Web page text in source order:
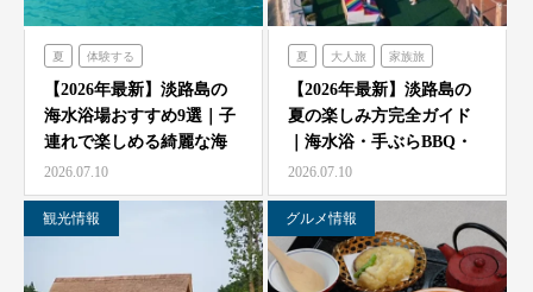
夏 体験する
のじまスコーラ
シェフガーデン
【2026年最新】淡路島の
海水浴場おすすめ9選｜子
連れで楽しめる綺麗な海
と海開き情報
2026.07.10
夏 大人旅 家族旅
食べる 体験する 禅坊靖寧
ハローキティスマイル
オーシャンテラス ミエレ
グランシャリオ
シェフガーデン
クラフトサーカス
ニジゲンノモリ
【2026年最新】淡路島の
夏の楽しみ方完全ガイド
｜海水浴・手ぶらBBQ・
子供の遊び場と絶景…
2026.07.10
観光情報 グルメ情報